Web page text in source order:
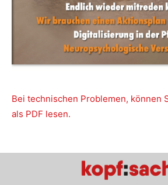
Bei technischen Problemen, können
als PDF lesen.